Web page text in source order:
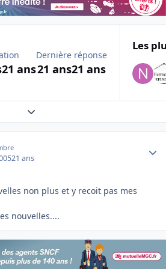
21 ans
Dernière réponse
21 ans21 ans
Les
Expand topic overview
21 ans
non plus et y recoit pas mes
nouvelles....